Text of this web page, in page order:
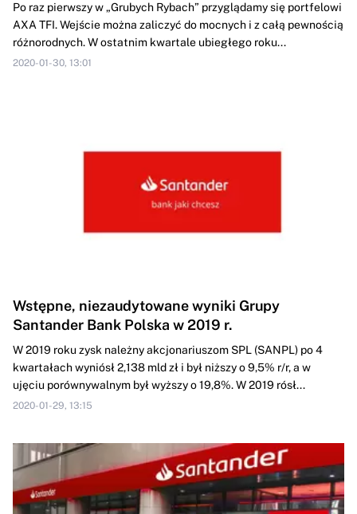
Po raz pierwszy w „Grubych Rybach” przyglądamy się portfelowi
AXA TFI. Wejście można zaliczyć do mocnych i z całą pewnością
różnorodnych. W ostatnim kwartale ubiegłego roku...
2020-01-30, 13:01
Wstępne, niezaudytowane wyniki Grupy
Santander Bank Polska w 2019 r.
W 2019 roku zysk należny akcjonariuszom SPL (SANPL) po 4
kwartałach wyniósł 2,138 mld zł i był niższy o 9,5% r/r, a w
ujęciu porównywalnym był wyższy o 19,8%. W 2019 rósł...
2020-01-29, 13:15